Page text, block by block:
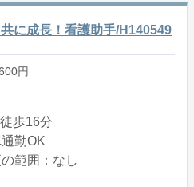
に成長！看護助手/H140549
円
歩16分
勤OK
範囲：なし